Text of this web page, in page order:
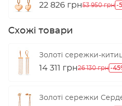
22 826 грн53 950 грн -
Схожі товари
Золоті сережки-
14 311 грн26 130 грн -
Золоті сережки